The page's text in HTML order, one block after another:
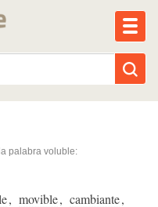
con IA
palabra voluble:
, movible, cambiante,